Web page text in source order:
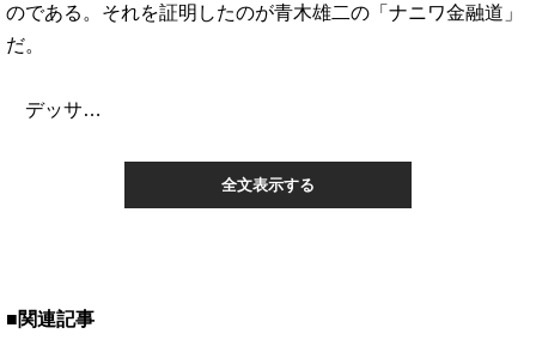
のである。それを証明したのが青木雄二の「ナニワ金融道」
だ。
デッサ…
全文表示する
■関連記事